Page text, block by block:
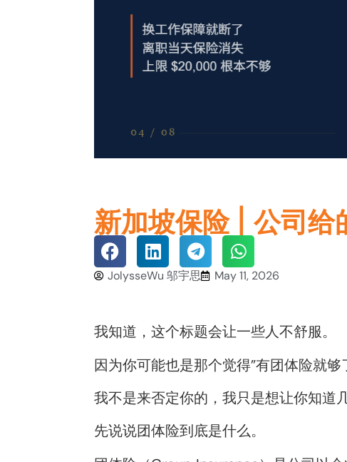
新加坡保险 | 公司给
JolysseWu 邬宇思 May 11, 2026
我知道，这个标题会让一些人不舒服。
因为你可能也是那个觉得”有团体险就够
我不是来否定你的，我只是想让你知道
先说说团体险到底是什么。